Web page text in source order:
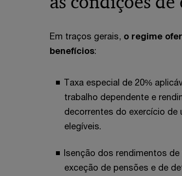
Em traços gerais, o regime
benefícios:
Taxa especial de 20%
trabalho dependente e
decorrentes do exercício de
elegíveis.
Isenção dos rendimentos
exceção de pensões e de